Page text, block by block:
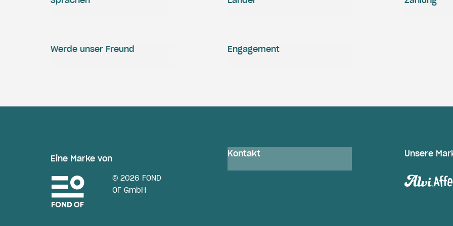
Engagement
Werde unser Freund
Eine Marke von
© 2026 FOND
OF GmbH
Kontakt Unsere